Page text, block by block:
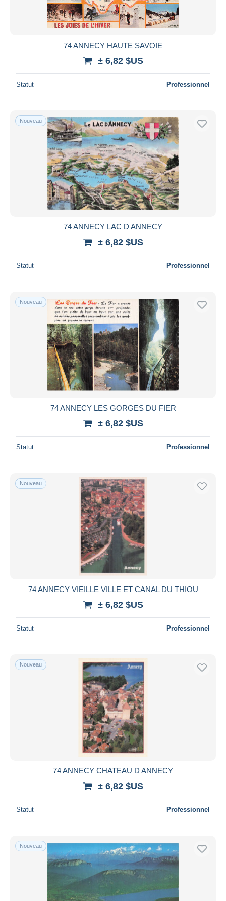
74 ANNECY HAUTE SAVOIE
± 6,82 $US
Statut Professionnel
Nouveau
74 ANNECY LAC D ANNECY
± 6,82 $US
Statut Professionnel
Nouveau
74 ANNECY LES GORGES DU FIER
± 6,82 $US
Statut Professionnel
Nouveau
74 ANNECY VIEILLE VILLE ET CANAL DU THIOU
± 6,82 $US
Statut Professionnel
Nouveau
74 ANNECY CHATEAU D ANNECY
± 6,82 $US
Statut Professionnel
Nouveau